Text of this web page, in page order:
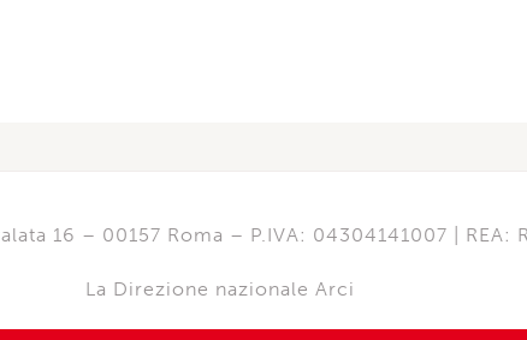
16 – 00157 Roma – P.IVA: 04304141007 | REA:
La Direzione nazionale Arci